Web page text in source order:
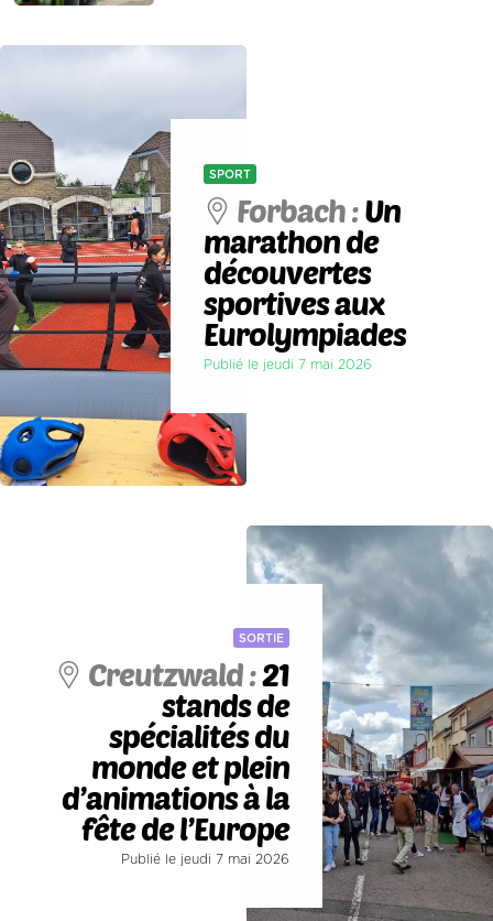
SPORT
Forbach :Un
marathon de
découvertes
sportives aux
Eurolympiades
Publié le jeudi 7 mai 2026
SORTIE
Creutzwald :21
stands de
spécialités du
monde et plein
d’animations à la
fête de l’Europe
Publié le jeudi 7 mai 2026